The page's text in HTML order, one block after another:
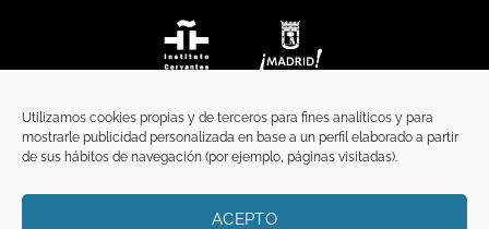
Utilizamos cookies propias y de terceros para fines analíticos y para
mostrarle publicidad personalizada en base a un perfil elaborado a partir
de sus hábitos de navegación (por ejemplo, páginas visitadas).
ACEPTO